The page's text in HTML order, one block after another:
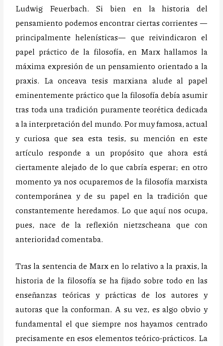
Ludwig Feuerbach. Si bien en la historia del
pensamiento podemos encontrar ciertas corrientes —
principalmente helenísticas— que reivindicaron el
papel práctico de la filosofía, en Marx hallamos la
máxima expresión de un pensamiento orientado a la
praxis. La onceava tesis marxiana alude al papel
eminentemente práctico que la filosofía debía asumir
tras toda una tradición puramente teorética dedicada
a la interpretación del mundo. Por muy famosa, actual
y curiosa que sea esta tesis, su mención en este
artículo responde a un propósito que ahora está
ciertamente alejado de lo que cabría esperar; en otro
momento ya nos ocuparemos de la filosofía marxista
contemporánea y de su papel en la tradición que
constantemente heredamos. Lo que aquí nos ocupa,
pues, nace de la reflexión nietzscheana que con
anterioridad comentaba.
Tras la sentencia de Marx en lo relativo a la praxis, la
historia de la filosofía se ha fijado sobre todo en las
enseñanzas teóricas y prácticas de los autores y
autoras que la conforman. A su vez, es algo obvio y
fundamental el que siempre nos hayamos centrado
precisamente en esos elementos teórico-prácticos. La